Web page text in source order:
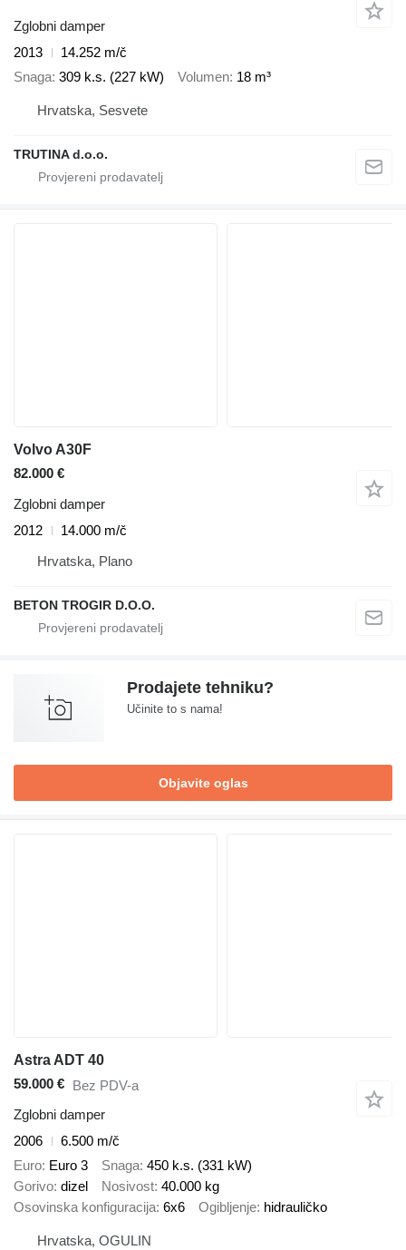
Zglobni damper
2013
14.252 m/č
Snaga 309 k.s. (227 kW) Volumen 18 m³
Hrvatska, Sesvete
TRUTINA d.o.o.
Volvo A30F
82.000 €
Zglobni damper
2012
14.000 m/č
Hrvatska, Plano
BETON TROGIR D.O.O.
Prodajete tehniku?
Učinite to s nama!
Objavite oglas
Astra ADT 40
59.000 € Bez PDV-a
Zglobni damper
2006
6.500 m/č
Euro Euro 3 Snaga 450 k.s. (331 kW)
Gorivo dizel Nosivost 40.000 kg
Osovinska konfiguracija 6x6 Ogibljenje hidrauličko
Hrvatska, OGULIN